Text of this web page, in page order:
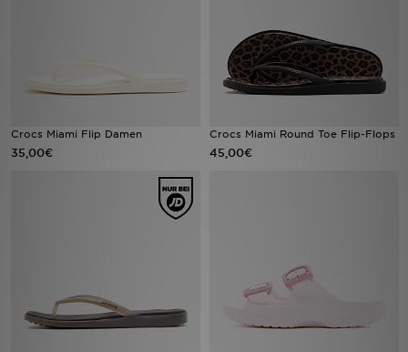
Crocs Miami Flip Damen
35,00€
Crocs Miami Round Toe Flip-Flops
45,00€
Sport
Lade die APP
Geschenkgutschein